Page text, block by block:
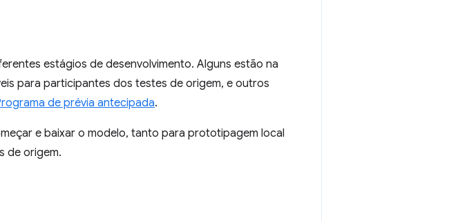
estágios de desenvolvimento. Alguns estão na
para participantes dos testes de origem, e outros
de prévia antecipada.
e baixar o modelo, tanto para prototipagem local
de origem.